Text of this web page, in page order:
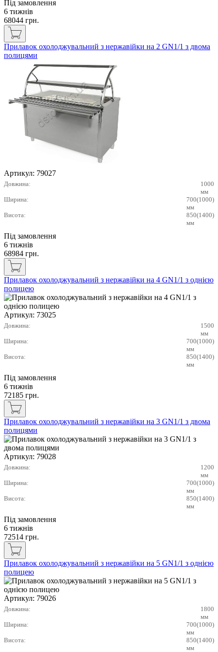
Під замовлення
6 тижнів
68044 грн.
Прилавок охолоджувальний з нержавійки на 2 GN1/1 з двома
полицями
Артикул: 79027
Довжина:
1000
мм
Ширина:
700(1000)
мм
Висота:
850(1400)
мм
Під замовлення
6 тижнів
68984 грн.
Прилавок охолоджувальний з нержавійки на 4 GN1/1 з однією
полицею
Артикул: 73025
Довжина:
1500
мм
Ширина:
700(1000)
мм
Висота:
850(1400)
мм
Під замовлення
6 тижнів
72185 грн.
Прилавок охолоджувальний з нержавійки на 3 GN1/1 з двома
полицями
Артикул: 79028
Довжина:
1200
мм
Ширина:
700(1000)
мм
Висота:
850(1400)
мм
Під замовлення
6 тижнів
72514 грн.
Прилавок охолоджувальний з нержавійки на 5 GN1/1 з однією
полицею
Артикул: 79026
Довжина:
1800
мм
Ширина:
700(1000)
мм
Висота:
850(1400)
мм